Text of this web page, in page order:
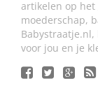
artikelen op het
moederschap,
voor jou en je